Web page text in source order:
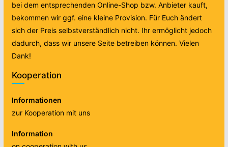
bei dem entsprechenden Online-Shop bzw. Anbieter kauft,
bekommen wir ggf. eine kleine Provision. Für Euch ändert
sich der Preis selbstverständlich nicht. Ihr ermöglicht jedoch
dadurch, dass wir unsere Seite betreiben können. Vielen
Dank!
Kooperation
Informationen
zur Kooperation mit uns
Information